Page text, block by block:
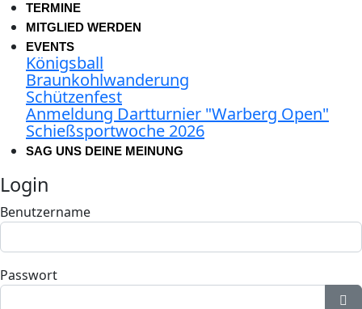
TERMINE
MITGLIED WERDEN
EVENTS
Königsball
Braunkohlwanderung
Schützenfest
Anmeldung Dartturnier "Warberg Open"
Schießsportwoche 2026
SAG UNS DEINE MEINUNG
Login
Benutzername
Passwort